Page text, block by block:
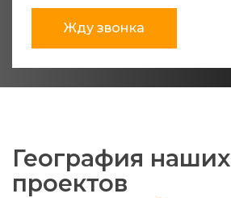
Жду звонка
География наших
проектов